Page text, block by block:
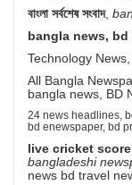
বাংলা সর্বশেষ সংবাদ,
bangla news, bd
Technology News,
All Bangla
bangla news, BD
24 news headlines,
bd enewspaper, bd
live cricket score
bangladeshi
news bd travel